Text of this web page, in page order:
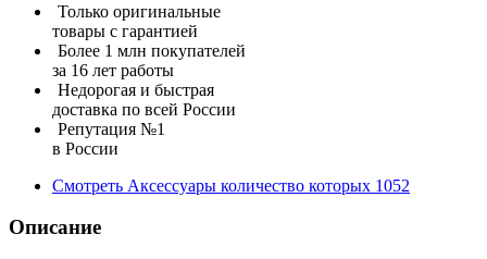
Только оригинальные
товары с гарантией
Более 1 млн покупателей
за 16 лет работы
Недорогая и быстрая
доставка по всей России
Репутация №1
в России
Смотреть Аксессуары количество которых 1052
Описание